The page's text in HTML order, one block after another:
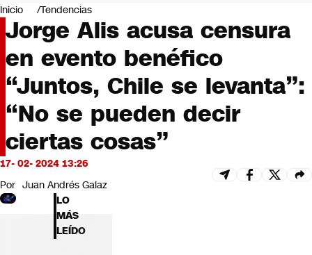
Negocios
Deportes
Programas completos
Cultura
Servicios
Bits
CNN tiempo
Futuro 360
Opinión
Inicio Tendencias
Jorge Alis acusa censura
en evento benéfico
“Juntos, Chile se levanta”:
“No se pueden decir
ciertas cosas”
17- 02- 2024 13:26
Por Juan Andrés Galaz
LO
MÁS
LEÍDO